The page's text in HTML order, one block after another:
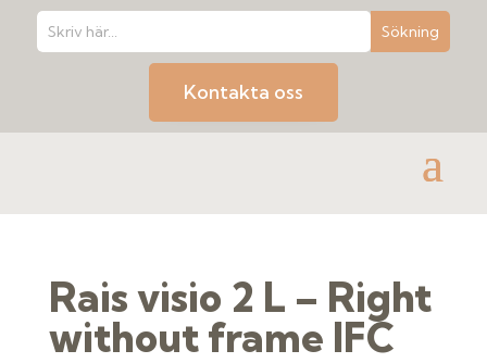
Kontakta oss
Rais visio 2 L – Right
without frame IFC